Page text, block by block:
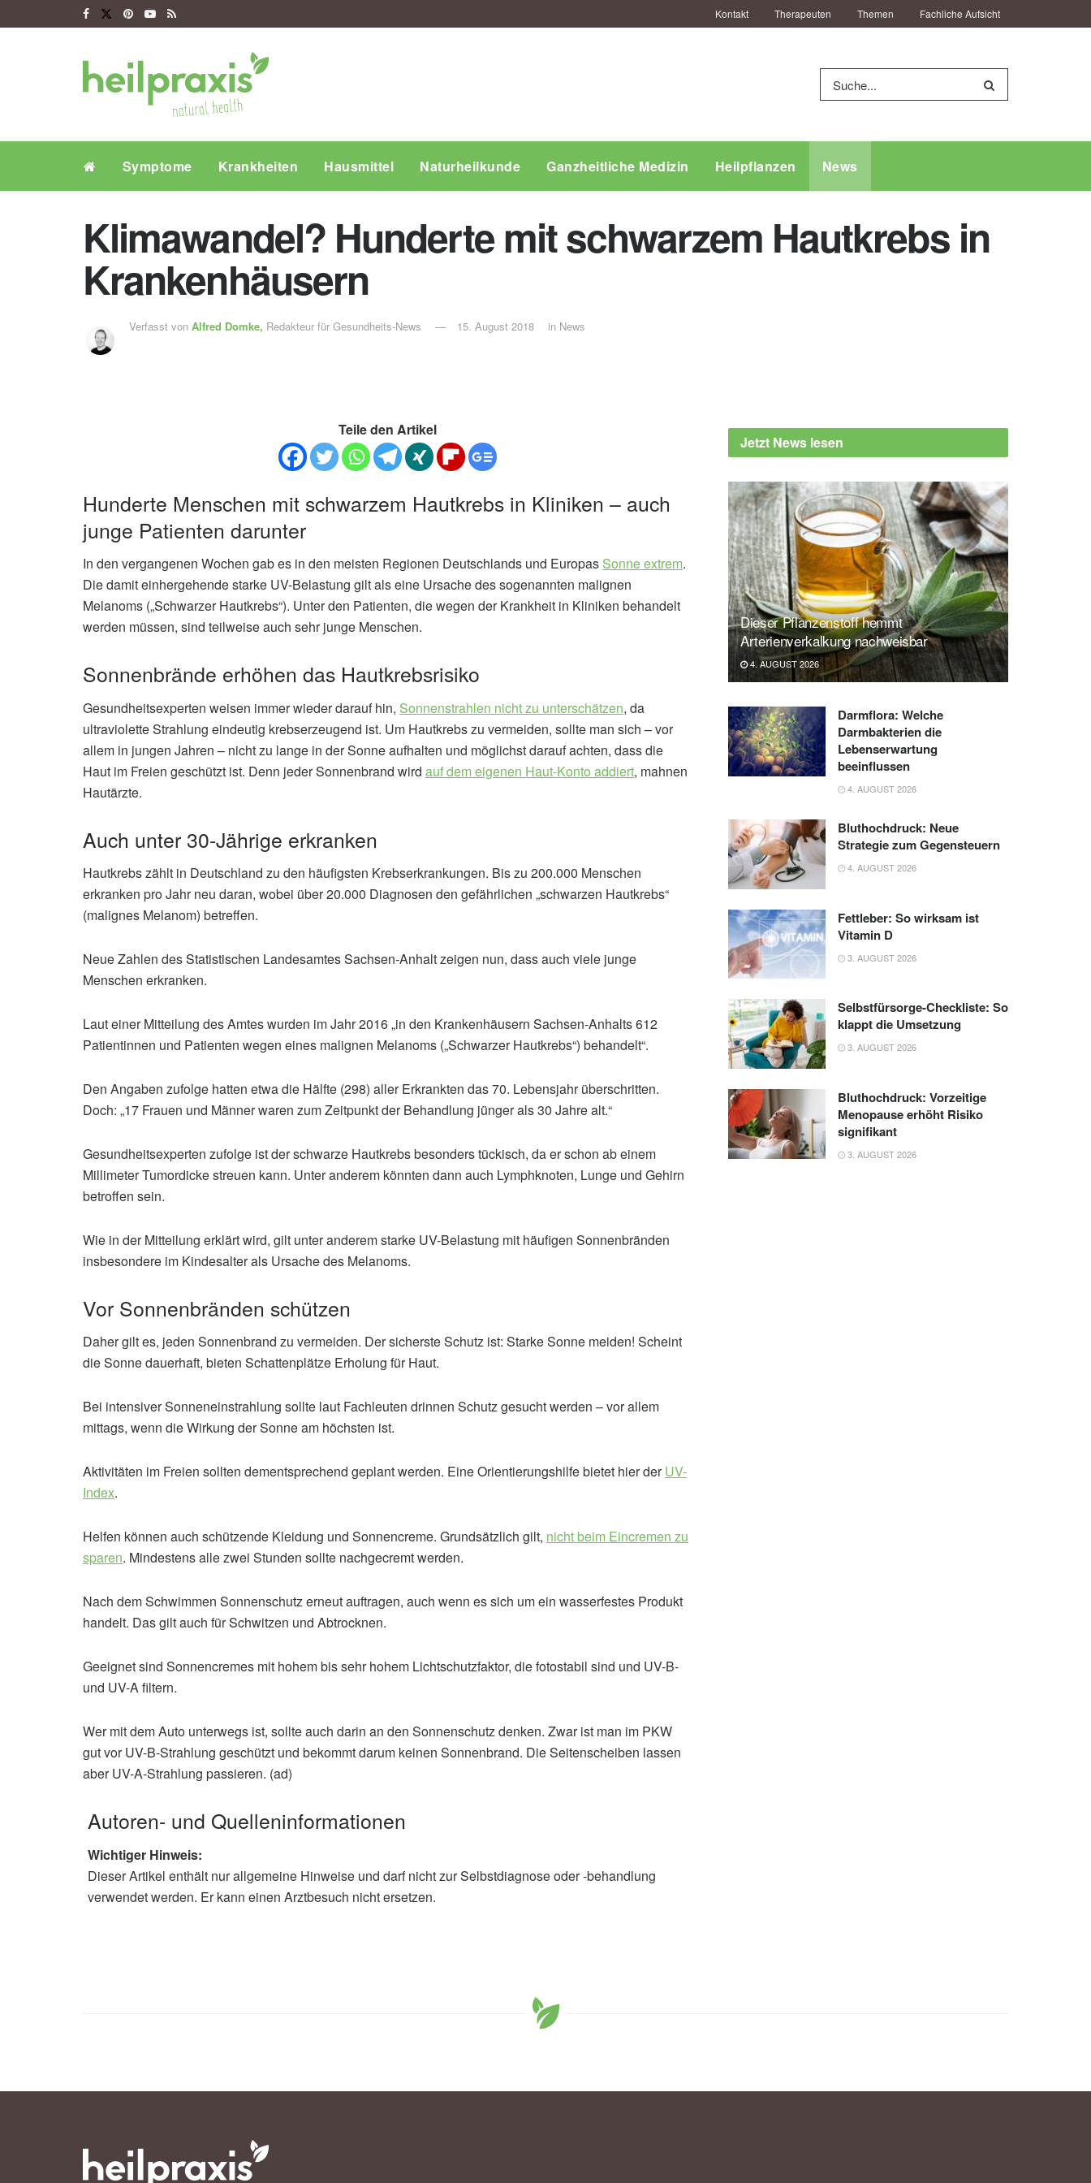
Kontakt Therapeuten Themen Fachliche Aufsicht
Symptome Krankheiten Hausmittel Naturheilkunde Ganzheitliche Medizin Heilpflanzen News
Klimawandel? Hunderte mit schwarzem Hautkrebs in
Krankenhäusern
Verfasst von Alfred Domke, Redakteur für Gesundheits-News 15. August 2018 in News
Teile den Artikel
Hunderte Menschen mit schwarzem Hautkrebs in Kliniken – auch
junge Patienten darunter
In den vergangenen Wochen gab es in den meisten Regionen Deutschlands und Europas Sonne extrem.
Die damit einhergehende starke UV-Belastung gilt als eine Ursache des sogenannten malignen
Melanoms („Schwarzer Hautkrebs“). Unter den Patienten, die wegen der Krankheit in Kliniken behandelt
werden müssen, sind teilweise auch sehr junge Menschen.
Sonnenbrände erhöhen das Hautkrebsrisiko
Gesundheitsexperten weisen immer wieder darauf hin, Sonnenstrahlen nicht zu unterschätzen, da
ultraviolette Strahlung eindeutig krebserzeugend ist. Um Hautkrebs zu vermeiden, sollte man sich – vor
allem in jungen Jahren – nicht zu lange in der Sonne aufhalten und möglichst darauf achten, dass die
Haut im Freien geschützt ist. Denn jeder Sonnenbrand wird auf dem eigenen Haut-Konto addiert, mahnen
Hautärzte.
Auch unter 30-Jährige erkranken
Hautkrebs zählt in Deutschland zu den häufigsten Krebserkrankungen. Bis zu 200.000 Menschen
erkranken pro Jahr neu daran, wobei über 20.000 Diagnosen den gefährlichen „schwarzen Hautkrebs“
(malignes Melanom) betreffen.
Neue Zahlen des Statistischen Landesamtes Sachsen-Anhalt zeigen nun, dass auch viele junge
Menschen erkranken.
Laut einer Mitteilung des Amtes wurden im Jahr 2016 „in den Krankenhäusern Sachsen-Anhalts 612
Patientinnen und Patienten wegen eines malignen Melanoms („Schwarzer Hautkrebs“) behandelt“.
Den Angaben zufolge hatten etwa die Hälfte (298) aller Erkrankten das 70. Lebensjahr überschritten.
Doch: „17 Frauen und Männer waren zum Zeitpunkt der Behandlung jünger als 30 Jahre alt.“
Gesundheitsexperten zufolge ist der schwarze Hautkrebs besonders tückisch, da er schon ab einem
Millimeter Tumordicke streuen kann. Unter anderem könnten dann auch Lymphknoten, Lunge und Gehirn
betroffen sein.
Wie in der Mitteilung erklärt wird, gilt unter anderem starke UV-Belastung mit häufigen Sonnenbränden
insbesondere im Kindesalter als Ursache des Melanoms.
Vor Sonnenbränden schützen
Daher gilt es, jeden Sonnenbrand zu vermeiden. Der sicherste Schutz ist: Starke Sonne meiden! Scheint
die Sonne dauerhaft, bieten Schattenplätze Erholung für Haut.
Bei intensiver Sonneneinstrahlung sollte laut Fachleuten drinnen Schutz gesucht werden – vor allem
mittags, wenn die Wirkung der Sonne am höchsten ist.
Aktivitäten im Freien sollten dementsprechend geplant werden. Eine Orientierungshilfe bietet hier derUV-
Index.
Helfen können auch schützende Kleidung und Sonnencreme. Grundsätzlich gilt, nicht beim Eincremen zu
sparen. Mindestens alle zwei Stunden sollte nachgecremt werden.
Nach dem Schwimmen Sonnenschutz erneut auftragen, auch wenn es sich um ein wasserfestes Produkt
handelt. Das gilt auch für Schwitzen und Abtrocknen.
Geeignet sind Sonnencremes mit hohem bis sehr hohem Lichtschutzfaktor, die fotostabil sind und UV-B-
und UV-A filtern.
Wer mit dem Auto unterwegs ist, sollte auch darin an den Sonnenschutz denken. Zwar ist man im PKW
gut vor UV-B-Strahlung geschützt und bekommt darum keinen Sonnenbrand. Die Seitenscheiben lassen
aber UV-A-Strahlung passieren. (ad)
Autoren- und Quelleninformationen
Wichtiger Hinweis:
Dieser Artikel enthält nur allgemeine Hinweise und darf nicht zur Selbstdiagnose oder -behandlung
verwendet werden. Er kann einen Arztbesuch nicht ersetzen.
Jetzt News lesen
Dieser Pflanzenstoff hemmt
Arterienverkalkung nachweisbar
4. AUGUST 2026
Darmflora: Welche
Darmbakterien die
Lebenserwartung
beeinflussen
4. AUGUST 2026
Bluthochdruck: Neue
Strategie zum Gegensteuern
4. AUGUST 2026
Fettleber: So wirksam ist
Vitamin D
3. AUGUST 2026
Selbstfürsorge-Checkliste: So
klappt die Umsetzung
3. AUGUST 2026
Bluthochdruck: Vorzeitige
Menopause erhöht Risiko
signifikant
3. AUGUST 2026